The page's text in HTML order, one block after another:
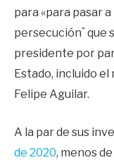
para «para pasar
persecución¨ que
presidente por
Estado, incluido
Felipe Aguilar.
A la par de sus
de 2020, menos